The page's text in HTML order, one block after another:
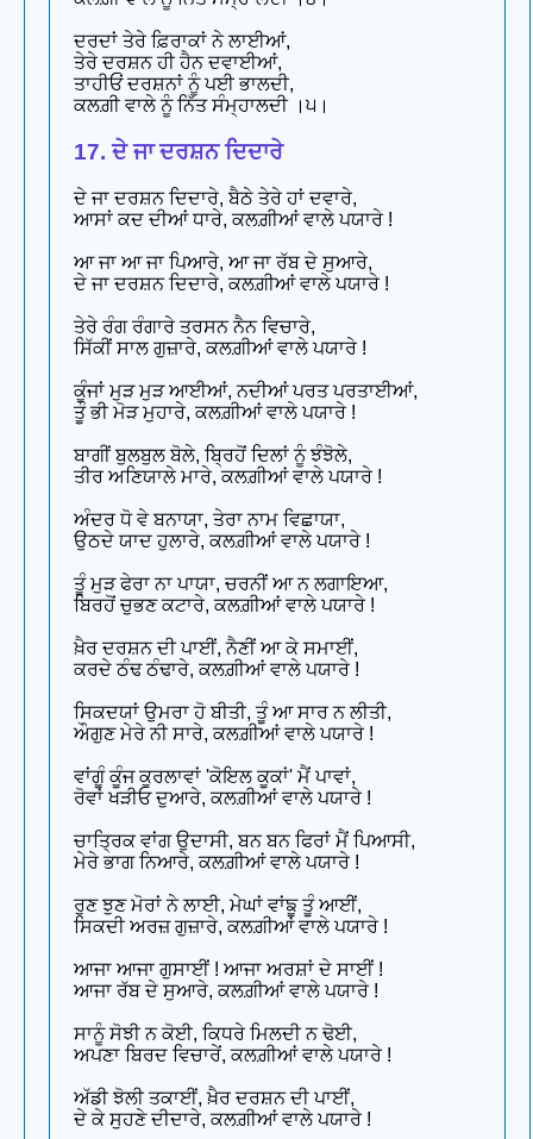
ਦਰਦਾਂ ਤੇਰੇ ਫ਼ਿਰਾਕਾਂ ਨੇ ਲਾਈਆਂ,
ਤੇਰੇ ਦਰਸ਼ਨ ਹੀ ਹੈਨ ਦਵਾਈਆਂ,
ਤਾਹੀਓਂ ਦਰਸ਼ਨਾਂ ਨੂੰ ਪਈ ਭਾਲਦੀ,
ਕਲਗ਼ੀ ਵਾਲੇ ਨੂੰ ਨਿੱਤ ਸੰਮ੍ਹਾਲਦੀ ।੫।
17. ਦੇ ਜਾ ਦਰਸ਼ਨ ਦਿਦਾਰੇ
ਦੇ ਜਾ ਦਰਸ਼ਨ ਦਿਦਾਰੇ, ਬੈਠੇ ਤੇਰੇ ਹਾਂ ਦਵਾਰੇ,
ਆਸਾਂ ਕਦ ਦੀਆਂ ਧਾਰੇ, ਕਲਗ਼ੀਆਂ ਵਾਲੇ ਪਯਾਰੇ !
ਆ ਜਾ ਆ ਜਾ ਪਿਆਰੇ, ਆ ਜਾ ਰੱਬ ਦੇ ਸੁਆਰੇ,
ਦੇ ਜਾ ਦਰਸ਼ਨ ਦਿਦਾਰੇ, ਕਲਗ਼ੀਆਂ ਵਾਲੇ ਪਯਾਰੇ !
ਤੇਰੇ ਰੰਗ ਰੰਗਾਰੇ ਤਰਸਨ ਨੈਨ ਵਿਚਾਰੇ,
ਸਿੱਕੀਂ ਸਾਲ ਗੁਜ਼ਾਰੇ, ਕਲਗ਼ੀਆਂ ਵਾਲੇ ਪਯਾਰੇ !
ਕੂੰਜਾਂ ਮੁੜ ਮੁੜ ਆਈਆਂ, ਨਦੀਆਂ ਪਰਤ ਪਰਤਾਈਆਂ,
ਤੂੰ ਭੀ ਮੋੜ ਮੁਹਾਰੇ, ਕਲਗ਼ੀਆਂ ਵਾਲੇ ਪਯਾਰੇ !
ਬਾਗੀਂ ਬੁਲਬੁਲ ਬੋਲੇ, ਬ੍ਰਿਹੋਂ ਦਿਲਾਂ ਨੂੰ ਝੰਝੋਲੇ,
ਤੀਰ ਅਣਿਯਾਲੇ ਮਾਰੇ, ਕਲਗ਼ੀਆਂ ਵਾਲੇ ਪਯਾਰੇ !
ਅੰਦਰ ਧੋ ਵੇ ਬਨਾਯਾ, ਤੇਰਾ ਨਾਮ ਵਿਛਾਯਾ,
ਉਠਦੇ ਯਾਦ ਹੁਲਾਰੇ, ਕਲਗ਼ੀਆਂ ਵਾਲੇ ਪਯਾਰੇ !
ਤੂੰ ਮੁੜ ਫੇਰਾ ਨਾ ਪਾਯਾ, ਚਰਨੀਂ ਆ ਨ ਲਗਾਇਆ,
ਬਿਰਹੋਂ ਚੁਭਣ ਕਟਾਰੇ, ਕਲਗ਼ੀਆਂ ਵਾਲੇ ਪਯਾਰੇ !
ਖ਼ੈਰ ਦਰਸ਼ਨ ਦੀ ਪਾਈਂ, ਨੈਣੀਂ ਆ ਕੇ ਸਮਾਈਂ,
ਕਰਦੇ ਠੰਢ ਠੰਢਾਰੇ, ਕਲਗ਼ੀਆਂ ਵਾਲੇ ਪਯਾਰੇ !
ਸਿਕਦਯਾਂ ਉਮਰਾ ਹੋ ਬੀਤੀ, ਤੂੰ ਆ ਸਾਰ ਨ ਲੀਤੀ,
ਔਗੁਣ ਮੇਰੇ ਨੀ ਸਾਰੇ, ਕਲਗ਼ੀਆਂ ਵਾਲੇ ਪਯਾਰੇ !
ਵਾਂਗੂੰ ਕੂੰਜ ਕੁਰਲਾਵਾਂ 'ਕੋਇਲ ਕੂਕਾਂ' ਮੈਂ ਪਾਵਾਂ,
ਰੋਵਾਂ ਖੜੀਓ ਦੁਆਰੇ, ਕਲਗ਼ੀਆਂ ਵਾਲੇ ਪਯਾਰੇ !
ਚਾਤ੍ਰਿਕ ਵਾਂਗ ਉਦਾਸੀ, ਬਨ ਬਨ ਫਿਰਾਂ ਮੈਂ ਪਿਆਸੀ,
ਮੇਰੇ ਭਾਗ ਨਿਆਰੇ, ਕਲਗ਼ੀਆਂ ਵਾਲੇ ਪਯਾਰੇ !
ਰੁਣ ਝੁਣ ਮੋਰਾਂ ਨੇ ਲਾਈ, ਮੇਘਾਂ ਵਾਂਙੂ ਤੂੰ ਆਈਂ,
ਸਿਕਦੀ ਅਰਜ਼ ਗੁਜ਼ਾਰੇ, ਕਲਗ਼ੀਆਂ ਵਾਲੇ ਪਯਾਰੇ !
ਆਜਾ ਆਜਾ ਗੁਸਾਈਂ ! ਆਜਾ ਅਰਸ਼ਾਂ ਦੇ ਸਾਈਂ !
ਆਜਾ ਰੱਬ ਦੇ ਸੁਆਰੇ, ਕਲਗ਼ੀਆਂ ਵਾਲੇ ਪਯਾਰੇ !
ਸਾਨੂੰ ਸੋਝੀ ਨ ਕੋਈ, ਕਿਧਰੇ ਮਿਲਦੀ ਨ ਢੋਈ,
ਅਪਣਾ ਬਿਰਦ ਵਿਚਾਰੇਂ, ਕਲਗ਼ੀਆਂ ਵਾਲੇ ਪਯਾਰੇ !
ਅੱਡੀ ਝੋਲੀ ਤਕਾਈਂ, ਖ਼ੈਰ ਦਰਸ਼ਨ ਦੀ ਪਾਈਂ,
ਦੇ ਕੇ ਸੁਹਣੇ ਦੀਦਾਰੇ, ਕਲਗ਼ੀਆਂ ਵਾਲੇ ਪਯਾਰੇ !